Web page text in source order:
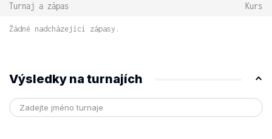
Turnaj a zápas Kurs
Žádné nadcházející zápasy.
Výsledky na turnajích